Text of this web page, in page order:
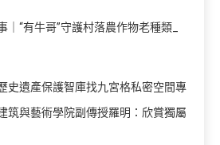
｜“有牛哥”守護村落農作物老種類_
史遺產保護智庫找九宮格私密空間專
筑與藝術學院副傳授羅明：欣賞獨屬